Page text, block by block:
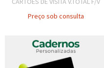
Preço sob consulta